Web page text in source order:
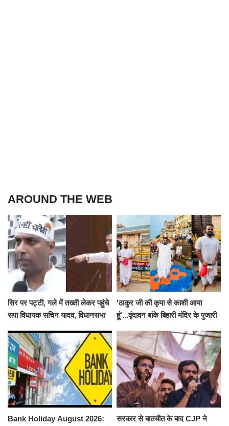
AROUND THE WEB
सिर पर पट्टी, गले में तख्ती लेकर पहुंचे
सपा विधायक सचिन यादव, विधानसभा
निलंबित
'ठाकुर जी की कृपा से काशी आया
हूं'...वृंदावन बांके बिहारी मंदिर के पुजारी
जलाभिषेक
Bank Holiday August 2026:
सरकार से बातचीत के बाद CJP ने